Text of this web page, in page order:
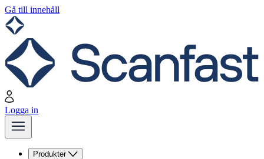
Gå till innehåll
Logga in
Produkter